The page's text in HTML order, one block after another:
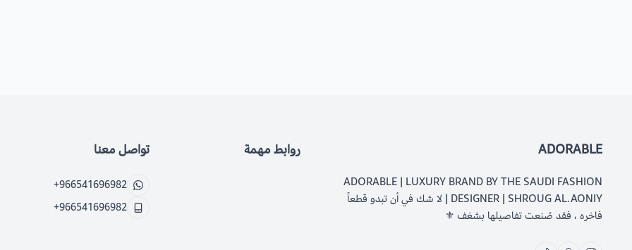
ADORABLE
ADORABLE | LUXURY BRAND BY THE SAUDI FASHION
DESIGNER | SHROUG AL.AONIY | لا شك في أن تبدو قطعاً
فاخره ، فقد صُنعت تفاصيلها بشغف ⚜️
روابط مهمة تواصل معنا
+966541696982
+966541696982